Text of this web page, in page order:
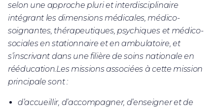
selon une approche pluri et interdisciplinaire
intégrant les dimensions médicales, médico-
soignantes, thérapeutiques, psychiques et médico-
sociales en stationnaire et en ambulatoire, et
s’inscrivant dans une filière de soins nationale en
rééducation.Les missions associées à cette mission
principale sont :
d’accueillir, d’accompagner, d’enseigner et de